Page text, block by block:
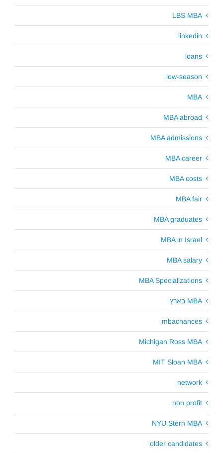
LBS MBA
linkedin
loans
low-season
MBA
MBA abroad
MBA admissions
MBA career
MBA costs
MBA fair
MBA graduates
MBA in Israel
MBA salary
MBA Specializations
MBA בארץ
mbachances
Michigan Ross MBA
MIT Sloan MBA
network
non profit
NYU Stern MBA
older candidates